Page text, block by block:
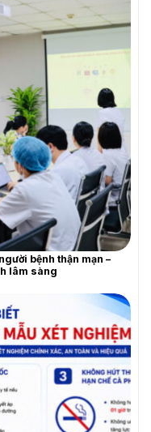
bệnh thận mạn –
lâm sàng